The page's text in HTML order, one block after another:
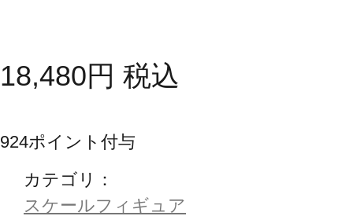
18,480円 税込
924ポイント付与
カテゴリ：
スケールフィギュア